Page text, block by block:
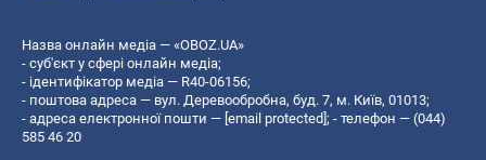
Назва онлайн медіа — «OBOZ.UA»
- суб'єкт у сфері онлайн медіа;
- ідентифікатор медіа — R40-06156;
- поштова адреса — вул. Деревообробна, буд. 7, м. Київ, 01013;
- адреса електронної пошти — [email protected] ; - телефон — (044)
585 46 20